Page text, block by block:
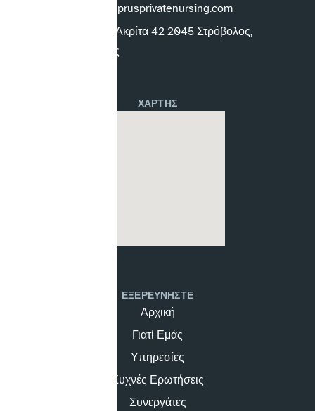
info@cyprusprivatenursing.com
Διγενή Ακρίτα 42 2045 Στρόβολος,
Κύπρος
ΧΑΡΤΗΣ
ΕΞΕΡΕΥΝΗΣΤΕ
Αρχική
Γιατί Εμάς
Υπηρεσίες
Συχνές Ερωτήσεις
Συνεργάτες